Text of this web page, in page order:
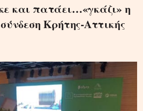
και πατάει…«γκάζι» η
Κρήτης-Αττικής